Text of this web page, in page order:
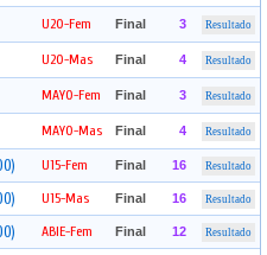
U20-Fem Final 3 Resultado
U20-Mas Final 4 Resultado
MAYO-Fem Final 3 Resultado
MAYO-Mas Final 4 Resultado
U15-Fem Final 16 Resultado
U15-Mas Final 16 Resultado
ABIE-Fem Final 12 Resultado